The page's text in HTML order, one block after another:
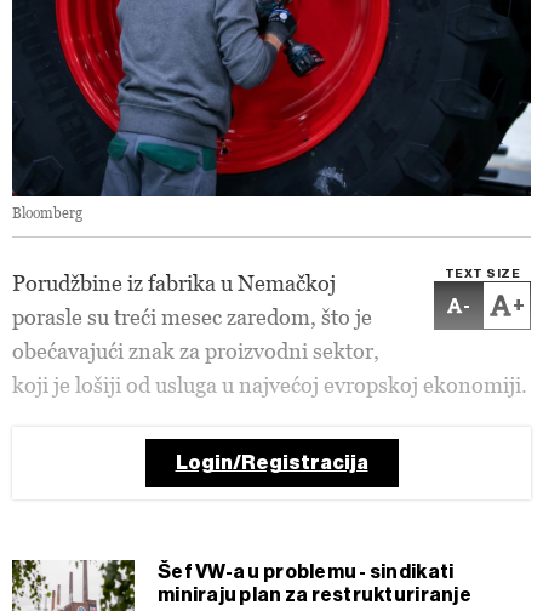
Bloomberg
TEXT SIZE
- +
Porudžbine iz fabrika u Nemačkoj
porasle su treći mesec zaredom, što je
obećavajući znak za proizvodni sektor,
koji je lošiji od usluga u najvećoj evropskoj ekonomiji.
Login/Registracija
Šef VW-a u problemu - sindikati
miniraju plan za restrukturiranje